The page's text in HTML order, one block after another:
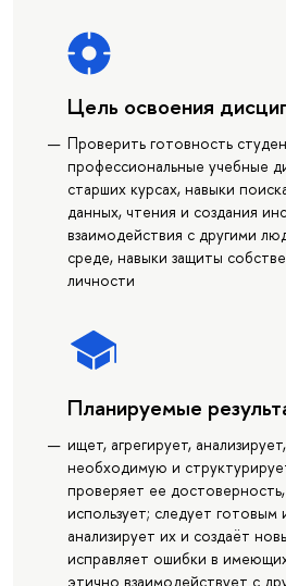
Цель освоения
Проверить готовность
профессиональные учебные
старших курсах, навыки
данных, чтения и создания
взаимодействия с другими
среде, навыки защиты
личности
Планируемые
ищет, агрегирует,
необходимую и
проверяет ее
использует; следует готовым
анализирует их и создаёт
исправляет ошибки в
этично взаимодействует с